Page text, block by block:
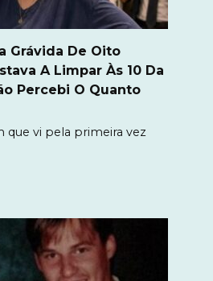
Grávida De Oito
A Limpar Às 10 Da
Percebi O Quanto
vi pela primeira vez